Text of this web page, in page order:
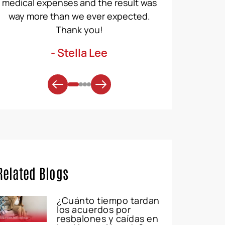
AceLawGroup for all your criminal and
personal injury cases.
- Reco Suave
Blogs
¿Cuánto tiempo tardan
los acuerdos por
resbalones y caídas en